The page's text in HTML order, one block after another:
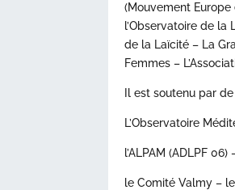
(Mouvement Europe
l’Observatoire de la
de la Laïcité – La
Femmes –
Il est soutenu par
L’Observatoire
l’ALPAM (ADLPF
le Comité Valmy –